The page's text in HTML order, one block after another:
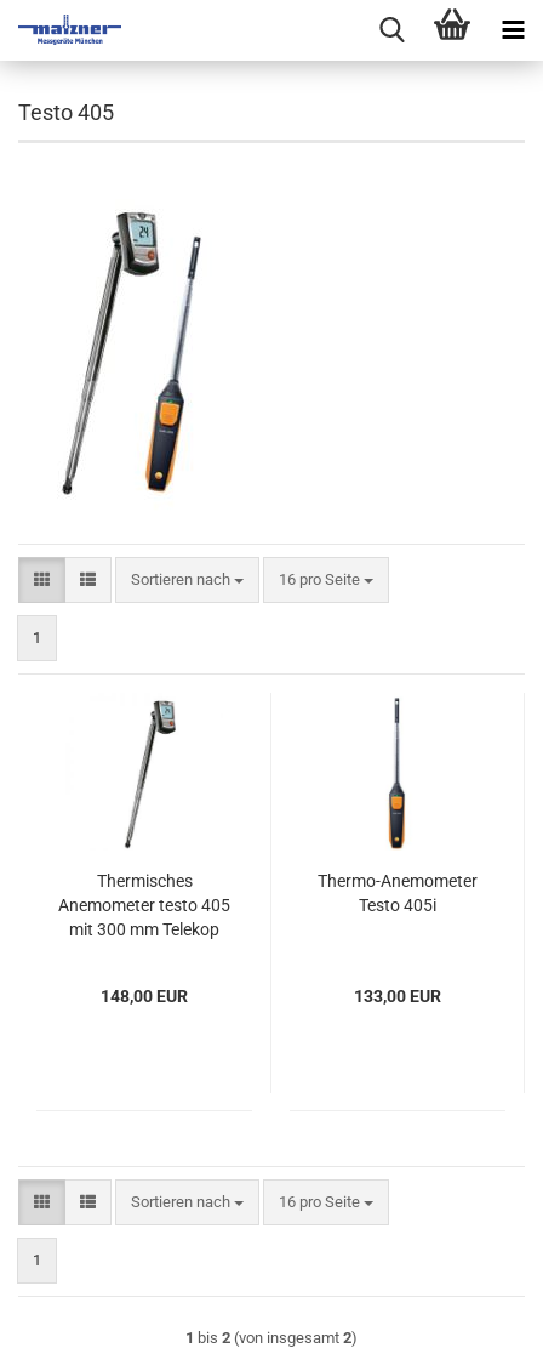
Testo 405
Sortieren nach
Sortieren nach 16 pro Seite
pro Seite
1
Thermisches
Anemometer testo 405
mit 300 mm Telekop
148,00 EUR
Thermo-Anemometer
Testo 405i
133,00 EUR
Sortieren nach
Sortieren nach 16 pro Seite
pro Seite
1
1 bis 2 (von insgesamt 2)